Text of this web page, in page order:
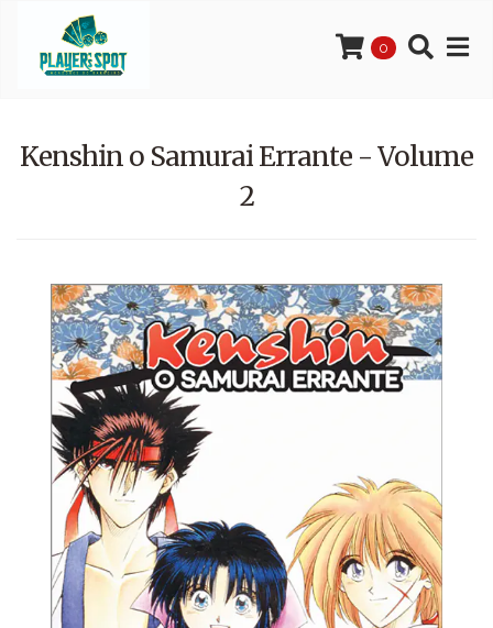
0
Kenshin o Samurai Errante - Volume
2